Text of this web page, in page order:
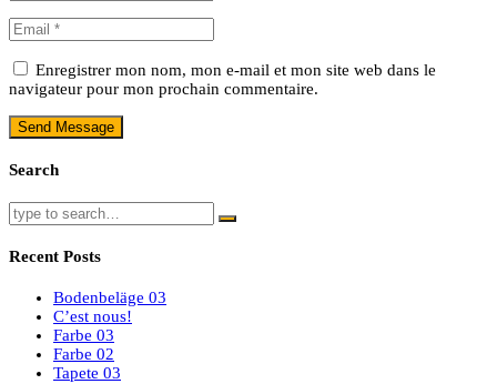
Enregistrer mon nom, mon e-mail et mon site web dans le
navigateur pour mon prochain commentaire.
Search
Recent Posts
Bodenbeläge 03
C’est nous!
Farbe 03
Farbe 02
Tapete 03